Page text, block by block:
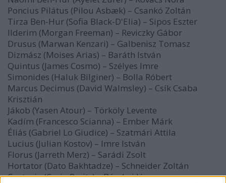
Poncius Pilátus (Pilou Asbæk) – Csankó Zoltán
Tirza Ben-Hur (Sofia Black-D'Elia) – Sipos Eszter
Ilderim (Morgan Freeman) – Reviczky Gábor
Drusus (Marwan Kenzari) – Galbenisz Tomasz
Dizmász (Moises Arias) – Baráth István
Quintus (James Cosmo) – Szélyes Imre
Simonides (Haluk Bilginer) – Bolla Róbert
Marcus Decimus (David Walmsley) – Csík Csaba
Krisztián
Jákob (Yasen Atour) – Törköly Levente
Kadím (Francesco Scianna) – Ember Márk
Éliás (Gabriel Lo Giudice) – Szatmári Attila
Lucius (Julian Kostov) – Imre István
Florus (Jarreth Merz) – Sarádi Zsolt
Hortator (Dato Bakhtadze) – Schneider Zoltán
Centurio (Craig Peritz) – Bácskai János